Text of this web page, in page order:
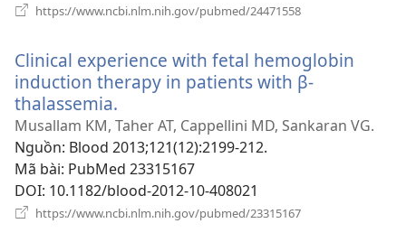
https://www.ncbi.nlm.nih.gov/pubmed/24471558
mới)
Clinical experience with fetal hemoglobin
induction therapy in patients with β-
thalassemia.
cửa
sổ
mới)
Musallam KM, Taher AT, Cappellini MD, Sankaran VG.
Nguồn‎: Blood 2013;121(12):2199-212.
Mã bài‎: PubMed 23315167
DOI‎: 10.1182/blood-2012-10-408021
https://www.ncbi.nlm.nih.gov/pubmed/23315167